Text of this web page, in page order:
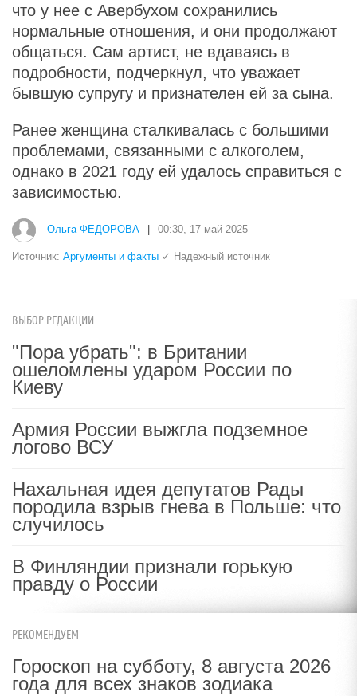
что у нее с Авербухом сохранились
нормальные отношения, и они продолжают
общаться. Сам артист, не вдаваясь в
подробности, подчеркнул, что уважает
бывшую супругу и признателен ей за сына.
Ранее женщина сталкивалась с большими
проблемами, связанными с алкоголем,
однако в 2021 году ей удалось справиться с
зависимостью.
Ольга ФЕДОРОВА 00:30, 17 май 2025
Источник: Аргументы и факты ✓ Надежный источник
ВЫБОР РЕДАКЦИИ
"Пора убрать": в Британии
ошеломлены ударом России по
Киеву
Армия России выжгла подземное
логово ВСУ
Нахальная идея депутатов Рады
породила взрыв гнева в Польше: что
случилось
В Финляндии признали горькую
правду о России
РЕКОМЕНДУЕМ
Гороскоп на субботу, 8 августа 2026
года для всех знаков зодиака